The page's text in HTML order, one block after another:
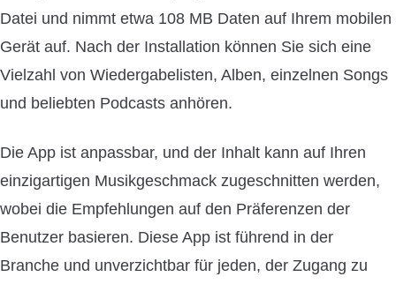
Datei und nimmt etwa 108 MB Daten auf Ihrem mobilen
Gerät auf. Nach der Installation können Sie sich eine
Vielzahl von Wiedergabelisten, Alben, einzelnen Songs
und beliebten Podcasts anhören.
Die App ist anpassbar, und der Inhalt kann auf Ihren
einzigartigen Musikgeschmack zugeschnitten werden,
wobei die Empfehlungen auf den Präferenzen der
Benutzer basieren. Diese App ist führend in der
Branche und unverzichtbar für jeden, der Zugang zu